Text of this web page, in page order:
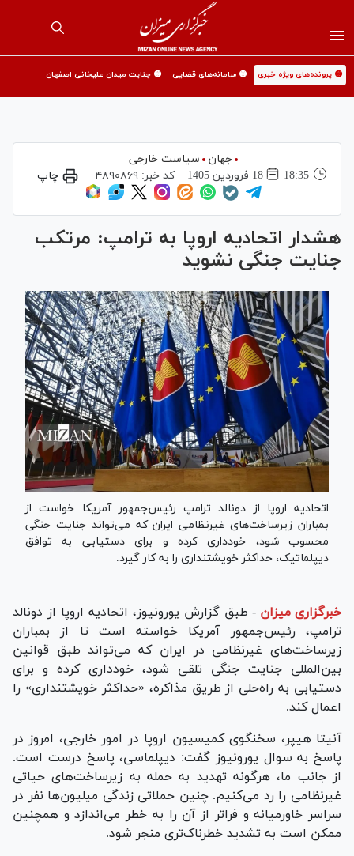
🟡 پرونده‌های ویژه خبری 🟡 سامانه‌های قضایی 🟡 جنایت میدان علیخانی اصفهان
جهان
سیاست خارجی
18:35
18 فروردين 1405 کد خبر: ۴۸۹۰۸۶۹ چاپ
هشدار اتحادیه اروپا به ترامپ: مرتکب
جنایت جنگی نشوید
اتحادیه اروپا از دونالد ترامپ رئیس‌جمهور آمریکا خواست از
بمباران زیرساخت‌های غیرنظامی ایران که می‌تواند جنایت جنگی
محسوب شود، خودداری کرده و برای دستیابی به توافق
دیپلماتیک، حداکثر خویشتنداری را به کار گیرد.
خبرگزاری میزان - طبق گزارش یورونیوز، اتحادیه اروپا از دونالد
ترامپ، رئیس‌جمهور آمریکا خواسته است تا از بمباران
زیرساخت‌های غیرنظامی در ایران که می‌تواند طبق قوانین
بین‌المللی جنایت جنگی تلقی شود، خودداری کرده و برای
دستیابی به راه‌حلی از طریق مذاکره، «حداکثر خویشتنداری» را
اعمال کند.
آنیتا هیپر، سخنگوی کمیسیون اروپا در امور خارجی، امروز در
پاسخ به سوال یورونیوز گفت: دیپلماسی، پاسخ درست است.
از جانب ما، هرگونه تهدید به حمله به زیرساخت‌های حیاتی
غیرنظامی را رد می‌کنیم. چنین حملاتی زندگی میلیون‌ها نفر در
سراسر خاورمیانه و فراتر از آن را به خطر می‌اندازد و همچنین
ممکن است به تشدید خطرناک‌تری منجر شود.